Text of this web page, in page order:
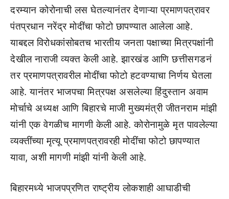
दरम्यान कोरोनाची लस घेतल्यानंतर देणाऱ्या प्रमाणपत्रावर
पंतप्रधान नरेंद्र मोदींचा फोटो छापण्यात आलेला आहे.
याबद्दल विरोधकांसोबतच भारतीय जनता पक्षाच्या मित्रपक्षांनी
देखील नाराजी व्यक्त केली आहे. झारखंड आणि छत्तीसगडनं
तर प्रमाणपत्रावरील मोदींचा फोटो हटवण्याचा निर्णय घेतला
आहे. यानंतर भाजपचा मित्रपक्ष असलेल्या हिंदुस्तान अवाम
मोर्चाचे अध्यक्ष आणि बिहारचे माजी मुख्यमंत्री जीतनराम मांझी
यांनी एक वेगळीच मागणी केली आहे. कोरोनामुळे मृत पावलेल्या
व्यक्तींच्या मृत्यू प्रमाणपत्रावरही मोदींचा फोटो छापण्यात
यावा, अशी मागणी मांझी यांनी केली आहे.
बिहारमध्ये भाजपप्रणित राष्ट्रीय लोकशाही आघाडीची